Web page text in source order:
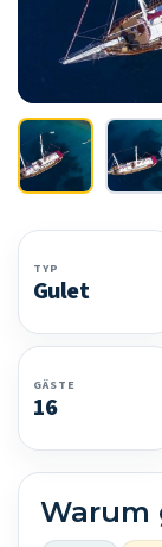
TYP
Gulet
GÄSTE
16
Warum